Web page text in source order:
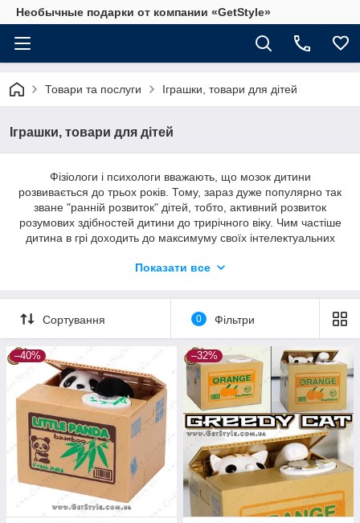
Необычные подарки от компании «GetStyle»
Товари та послуги Іграшки, товари для дітей
Іграшки, товари для дітей
Фізіологи і психологи вважають, що мозок дитини
розвивається до трьох років. Тому, зараз дуже популярно так
зване "ранній розвиток" дітей, тобто, активний розвиток
розумових здібностей дитини до трирічного віку. Чим частіше
дитина в грі доходить до максимуму своїх інтелектуальних
основних компонентів раннього розвиток - це використання
дорослого від компанії GetStyle.
Показати все
Сортування 0 Фільтри
–40% –32%